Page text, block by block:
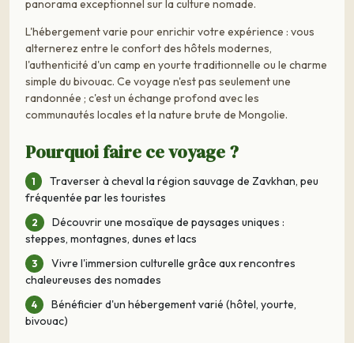
panorama exceptionnel sur la culture nomade.
L'hébergement varie pour enrichir votre expérience : vous
alternerez entre le confort des hôtels modernes,
l'authenticité d'un camp en yourte traditionnelle ou le charme
simple du bivouac. Ce voyage n'est pas seulement une
randonnée ; c'est un échange profond avec les
communautés locales et la nature brute de Mongolie.
Pourquoi faire ce voyage ?
Traverser à cheval la région sauvage de Zavkhan, peu
fréquentée par les touristes
Découvrir une mosaïque de paysages uniques :
steppes, montagnes, dunes et lacs
Vivre l'immersion culturelle grâce aux rencontres
chaleureuses des nomades
Bénéficier d'un hébergement varié (hôtel, yourte,
bivouac)